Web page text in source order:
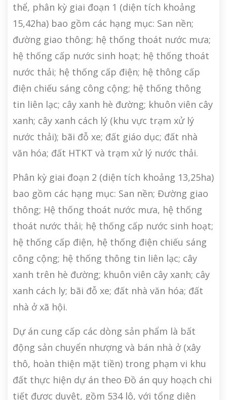
thể, phân kỳ giai đoạn 1 (diện tích khoảng
15,42ha) bao gồm các hạng mục: San nền;
đường giao thông; hệ thống thoát nước mưa;
hệ thống cấp nước sinh hoạt; hệ thống thoát
nước thải; hệ thống cấp điện; hệ thông cấp
điện chiếu sáng công cộng; hệ thống thông
tin liên lạc; cây xanh hè đường; khuôn viên cây
xanh; cây xanh cách lý (khu vực trạm xử lý
nước thải); bãi đỗ xe; đất giáo dục; đất nhà
văn hóa; đất HTKT và trạm xử lý nước thải.
Phân kỳ giai đoạn 2 (diện tích khoảng 13,25ha)
bao gồm các hạng mục: San nền; Đường giao
thông; Hệ thống thoát nước mưa, hệ thống
thoát nước thải; hệ thống cấp nước sinh hoạt;
hệ thống cấp điện, hệ thống điện chiếu sáng
công cộng; hệ thống thông tin liên lạc; cây
xanh trên hè đường; khuôn viên cây xanh; cây
xanh cách ly; bãi đỗ xe; đất nhà văn hóa; đất
nhà ở xã hội.
Dự án cung cấp các dòng sản phẩm là bất
động sản chuyển nhượng và bán nhà ở (xây
thô, hoàn thiện mặt tiền) trong phạm vi khu
đất thực hiện dự án theo Đồ án quy hoạch chi
tiết được duyệt, gồm 534 lô, với tổng diện